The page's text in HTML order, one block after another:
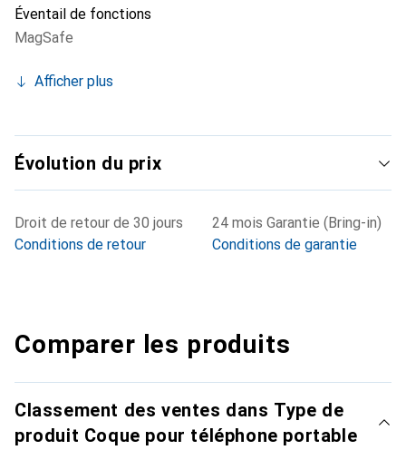
Éventail de fonctions
MagSafe
Afficher plus
Évolution du prix
Droit de retour de 30 jours
Conditions de retour
24 mois Garantie (Bring-in)
Conditions de garantie
Comparer les produits
Classement des ventes dans Type de
produit Coque pour téléphone portable